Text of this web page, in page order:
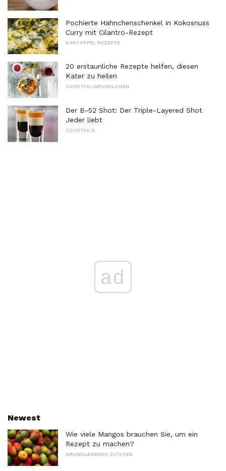
Pochierte Hähnchenschenkel in Kokosnuss
Curry mit Cilantro-Rezept
KARTOFFEL REZEPTE
20 erstaunliche Rezepte helfen, diesen
Kater zu heilen
COCKTAIL-GRUNDLAGEN
Der B-52 Shot: Der Triple-Layered Shot
Jeder liebt
COCKTAILS
ad
Newest
Wie viele Mangos brauchen Sie, um ein
Rezept zu machen?
GRUNDLEGENDE ZUTATEN